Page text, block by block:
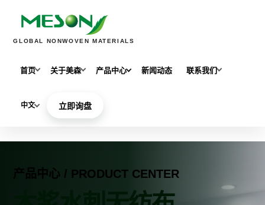
GLOBAL NONWOVEN MATERIALS
首页 关于美森 产品中心 新闻动态 联系我们
中文 立即询盘
产品中心 / PRODUCT CENTER